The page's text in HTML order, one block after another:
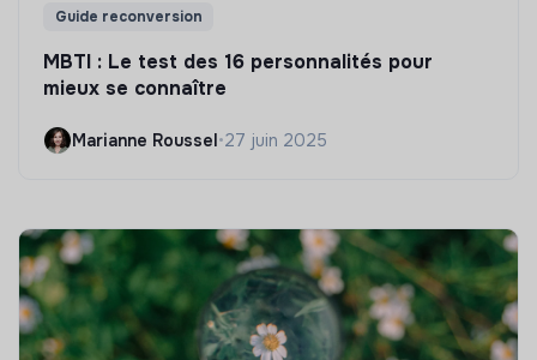
Guide reconversion
MBTI : Le test des 16 personnalités pour
mieux se connaître
Marianne Roussel•27 juin 2025